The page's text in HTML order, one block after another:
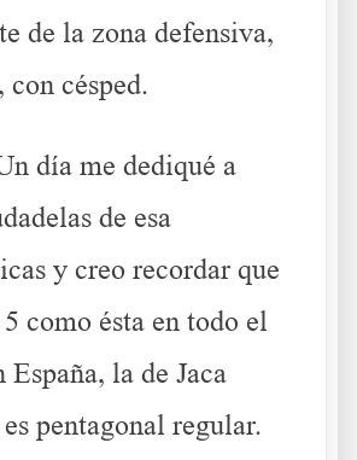
de la zona defensiva,
con césped.
día me dediqué a
de esa
y creo recordar que
como ésta en todo el
España, la de Jaca
pentagonal regular.